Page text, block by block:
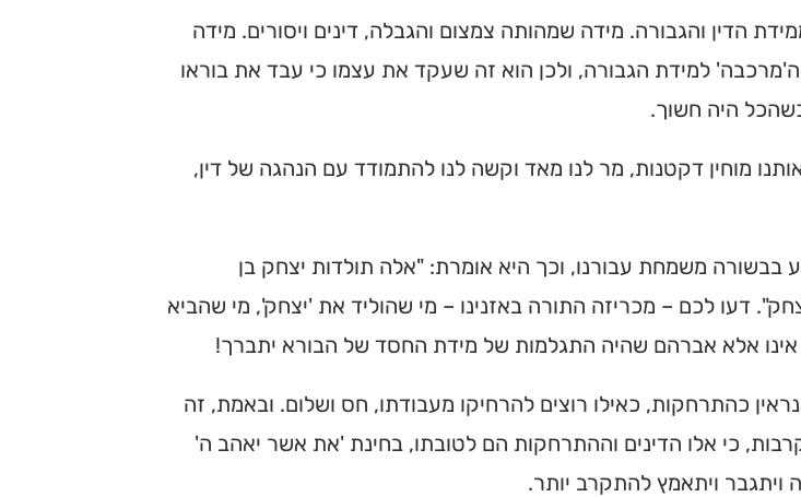
הדין והגבורה. מידה שמהותה צמצום והגבלה, דינים ויסורים. מידה
למידת הגבורה, ולכן הוא זה שעקד את עצמו כי עבד את בוראו
היה חשוך.
מוחין דקטנות, מר לנו מאד וקשה לנו להתמודד עם הנהגה של דין,
משמחת עבורנו, וכך היא אומרת: "אלה תולדות יצחק בן
דעו לכם – מכריזה התורה באזנינו – מי שהוליד את 'יצחק', מי שהביא
אינו אלא אברהם שהיה התגלמות של מידת החסד של הבורא יתברך!
נראין כהתרחקות, כאילו רוצים להרחיקו מעבודתו, חס ושלום. ובאמת, זה
כי אלו הדינים וההתרחקות הם לטובתו, בחינת 'את אשר יאהב ה'
ויתגבר ויתאמץ להתקרב יותר.